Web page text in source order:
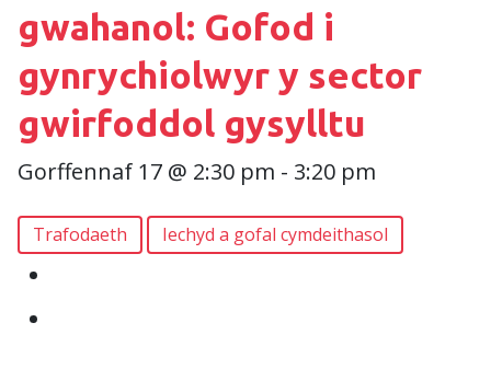
gwahanol: Gofod i
gynrychiolwyr y sector
gwirfoddol gysylltu
Gorffennaf 17 @ 2:30 pm - 3:20 pm
Trafodaeth Iechyd a gofal cymdeithasol